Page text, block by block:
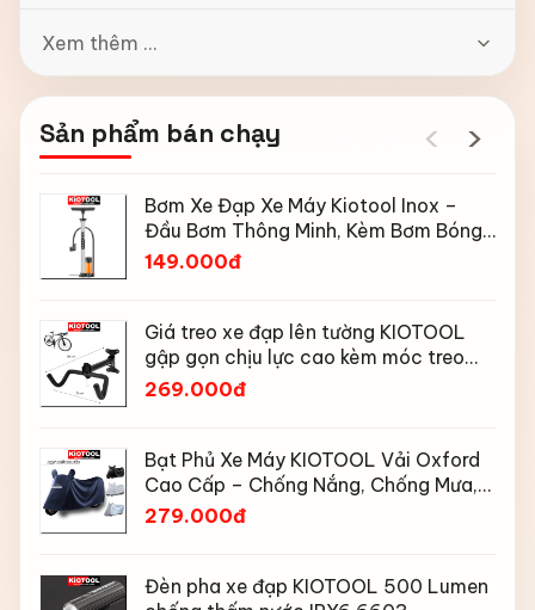
Xem thêm ...
Sản phẩm bán chạy ‹ ›
Bơm Xe Đạp Xe Máy Kiotool Inox –
Đầu Bơm Thông Minh, Kèm Bơm Bóng,
Đồng Hồ 160 PSI
149.000đ
Giá treo xe đạp lên tường KIOTOOL
gập gọn chịu lực cao kèm móc treo
mũ bảo hiểm
269.000đ
Bạt Phủ Xe Máy KIOTOOL Vải Oxford
Cao Cấp – Chống Nắng, Chống Mưa,
Chống Bụi, Chống Tia UV, Có Phản
279.000đ
Đèn pha xe đạp KIOTOOL 500 Lumen